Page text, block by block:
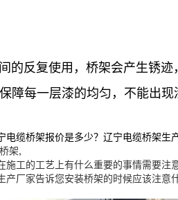
反复使用，桥架会产生锈迹
障每一层漆的均匀，不能出
电缆桥架报价是多少？辽宁电缆桥架
架,
施工的工艺上有什么重要的事情需要注
产厂家告诉您安装桥架的时候应该注意